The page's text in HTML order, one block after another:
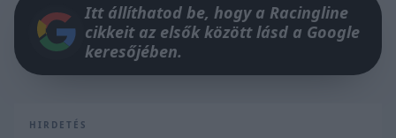
Itt állíthatod be, hogy a Racingline
cikkeit az elsők között lásd a Google
keresőjében.
HIRDETÉS